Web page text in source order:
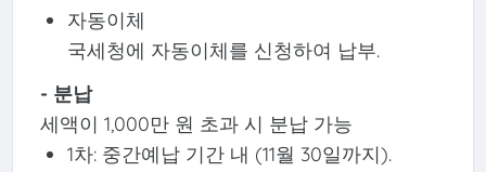
자동이체
국세청에 자동이체를 신청하여 납부.
- 분납
세액이 1,000만 원 초과 시 분납 가능
1차: 중간예납 기간 내 (11월 30일까지).